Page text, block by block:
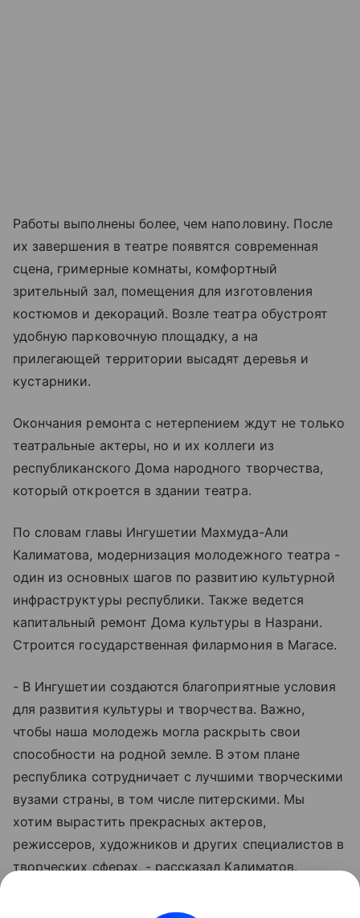
Работы выполнены более, чем наполовину. После
их завершения в театре появятся современная
сцена, гримерные комнаты, комфортный
зрительный зал, помещения для изготовления
костюмов и декораций. Возле театра обустроят
удобную парковочную площадку, а на
прилегающей территории высадят деревья и
кустарники.
Окончания ремонта с нетерпением ждут не только
театральные актеры, но и их коллеги из
республиканского Дома народного творчества,
который откроется в здании театра.
По словам главы Ингушетии Махмуда-Али
Калиматова, модернизация молодежного театра -
один из основных шагов по развитию культурной
инфраструктуры республики. Также ведется
капитальный ремонт Дома культуры в Назрани.
Строится государственная филармония в Магасе.
- В Ингушетии создаются благоприятные условия
для развития культуры и творчества. Важно,
чтобы наша молодежь могла раскрыть свои
способности на родной земле. В этом плане
республика сотрудничает с лучшими творческими
вузами страны, в том числе питерскими. Мы
хотим вырастить прекрасных актеров,
режиссеров, художников и других специалистов в
творческих сферах, - рассказал Калиматов.
Сегодня в репертуаре Ингушского